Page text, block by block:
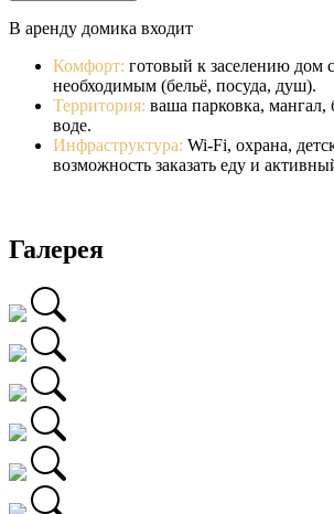
В аренду домика входит
Комфорт: готовый к заселению дом
необходимым (бельё, посуда, душ).
Территория: ваша парковка, мангал,
воде.
Инфраструктура: Wi-Fi, охрана,
возможность заказать еду и
Галерея